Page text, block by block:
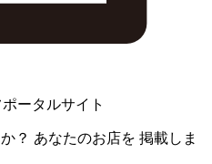
ータルサイト
？ あなたのお店を 掲載しま